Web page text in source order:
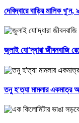
দেবিদ্বারে বাড়ির মালিক খু'ন,
জুলাই যো'দ্ধারা জীবনবাজি
তনু হ'ত্যা মামলার একমাত্র